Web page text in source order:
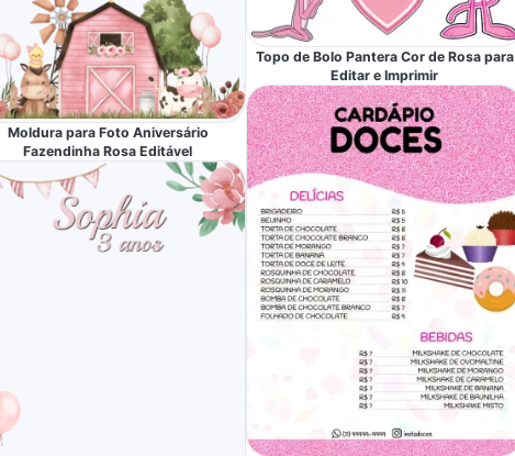
Moldura para Foto Aniversário
Fazendinha Rosa Editável
Topo de Bolo Pantera Cor de Rosa para
Editar e Imprimir